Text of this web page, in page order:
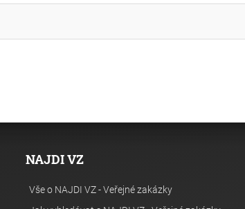
NAJDI VZ
Vše o NAJDI VZ - Veřejné zakázky